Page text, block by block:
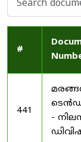
#
441
-